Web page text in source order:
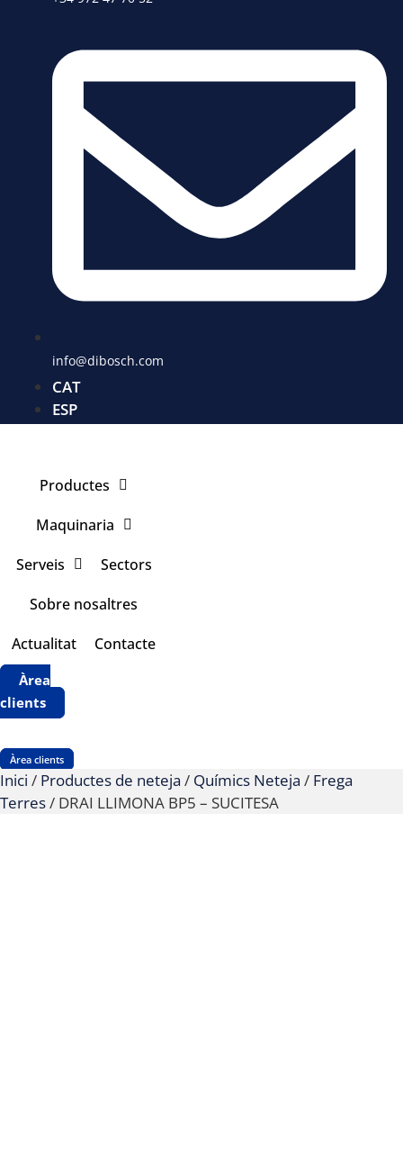
info@dibosch.com
CAT
ESP
Productes
Maquinaria
Serveis
Sectors
Sobre nosaltres
Actualitat
Contacte
Àrea
clients
Àrea clients
Inici / Productes de neteja / Químics Neteja / Frega
Terres/ DRAI LLIMONA BP5 – SUCITESA